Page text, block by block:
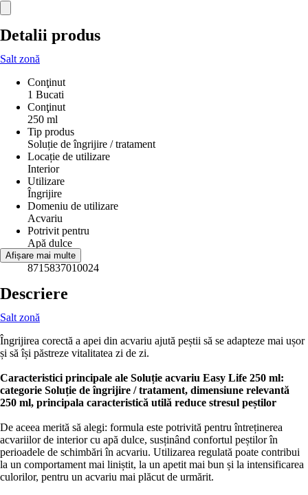
Detalii produs
Salt zonă
Conţinut
1 Bucati
Conţinut
250 ml
Tip produs
Soluție de îngrijire / tratament
Locație de utilizare
Interior
Utilizare
Îngrijire
Domeniu de utilizare
Acvariu
Potrivit pentru
Apă dulce
EAN
8715837010024
Afișare mai multe
Descriere
Salt zonă
Îngrijirea corectă a apei din acvariu ajută peștii să se adapteze mai ușor
și să își păstreze vitalitatea zi de zi.
Caracteristici principale ale Soluție acvariu Easy Life 250 ml:
categorie Soluție de îngrijire / tratament, dimensiune relevantă
250 ml, principala caracteristică utilă reduce stresul peștilor
De aceea merită să alegi: formula este potrivită pentru întreținerea
acvariilor de interior cu apă dulce, susținând confortul peștilor în
perioadele de schimbări în acvariu. Utilizarea regulată poate contribui
la un comportament mai liniștit, la un apetit mai bun și la intensificarea
culorilor, pentru un acvariu mai plăcut de urmărit.